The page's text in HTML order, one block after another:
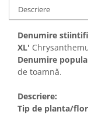
Descriere
Denumire
XL'
Denumire
de toamnă.
Descriere:
Tip de planta/